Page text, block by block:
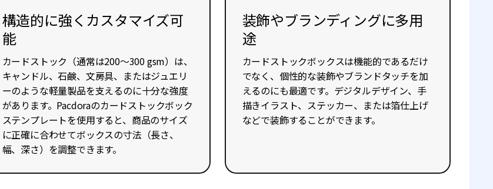
構造的に強くカスタマイズ可
能
カードストック（通常は200〜300 gsm）は、
キャンドル、石鹸、文房具、またはジュエリ
ーのような軽量製品を支えるのに十分な強度
があります。Pacdoraのカードストックボック
ステンプレートを使用すると、商品のサイズ
に正確に合わせてボックスの寸法（長さ、
幅、深さ）を調整できます。
装飾やブランディングに多用
途
カードストックボックスは機能的であるだけ
でなく、個性的な装飾やブランドタッチを加
えるのにも最適です。デジタルデザイン、手
描きイラスト、ステッカー、または箔仕上げ
などで装飾することができます。